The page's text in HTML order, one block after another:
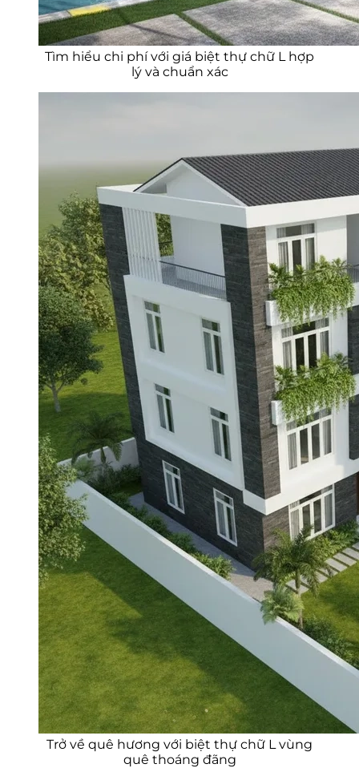
Tìm hiểu chi phí với giá biệt thự chữ L hợp
lý và chuẩn xác
Trở về quê hương với biệt thự chữ L vùng
quê thoáng đãng